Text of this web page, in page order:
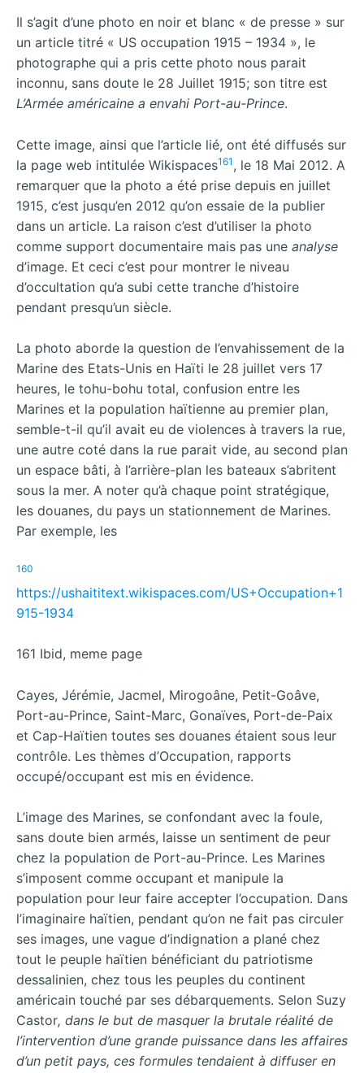
Il s’agit d’une photo en noir et blanc « de presse » sur
un article titré « US occupation 1915 – 1934 », le
photographe qui a pris cette photo nous parait
inconnu, sans doute le 28 Juillet 1915; son titre est
L’Armée américaine a envahi Port-au-Prince.
Cette image, ainsi que l’article lié, ont été diffusés sur
la page web intitulée Wikispaces161 , le 18 Mai 2012. A
remarquer que la photo a été prise depuis en juillet
1915, c’est jusqu’en 2012 qu’on essaie de la publier
dans un article. La raison c’est d’utiliser la photo
comme support documentaire mais pas une analyse
d’image. Et ceci c’est pour montrer le niveau
d’occultation qu’a subi cette tranche d’histoire
pendant presqu’un siècle.
La photo aborde la question de l’envahissement de la
Marine des Etats-Unis en Haïti le 28 juillet vers 17
heures, le tohu-bohu total, confusion entre les
Marines et la population haïtienne au premier plan,
semble-t-il qu’il avait eu de violences à travers la rue,
une autre coté dans la rue parait vide, au second plan
un espace bâti, à l’arrière-plan les bateaux s’abritent
sous la mer. A noter qu’à chaque point stratégique,
les douanes, du pays un stationnement de Marines.
Par exemple, les
160
https://ushaititext.wikispaces.com/US+Occupation+1
915-1934
161 Ibid, meme page
Cayes, Jérémie, Jacmel, Mirogoâne, Petit-Goâve,
Port-au-Prince, Saint-Marc, Gonaïves, Port-de-Paix
et Cap-Haïtien toutes ses douanes étaient sous leur
contrôle. Les thèmes d’Occupation, rapports
occupé/occupant est mis en évidence.
L’image des Marines, se confondant avec la foule,
sans doute bien armés, laisse un sentiment de peur
chez la population de Port-au-Prince. Les Marines
s’imposent comme occupant et manipule la
population pour leur faire accepter l’occupation. Dans
l’imaginaire haïtien, pendant qu’on ne fait pas circuler
ses images, une vague d’indignation a plané chez
tout le peuple haïtien bénéficiant du patriotisme
dessalinien, chez tous les peuples du continent
américain touché par ses débarquements. Selon Suzy
Castor, dans le but de masquer la brutale réalité de
l’intervention d’une grande puissance dans les affaires
d’un petit pays, ces formules tendaient à diffuser en